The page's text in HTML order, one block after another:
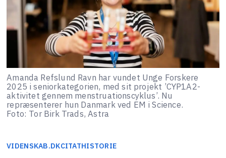
Amanda Refslund Ravn har vundet Unge Forskere
2025 i seniorkategorien, med sit projekt ’CYP1A2-
aktivitet gennem menstruationscyklus’. Nu
repræsenterer hun Danmark ved EM i Science.
Foto: Tor Birk Trads, Astra
VIDENSKAB.DKCITATHISTORIE